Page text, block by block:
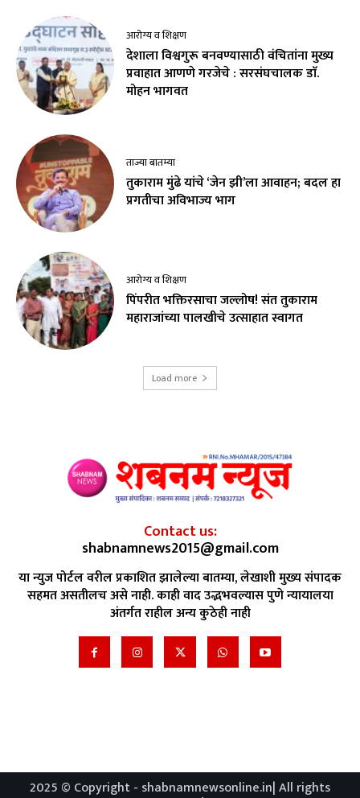
आरोग्य व शिक्षण
देशाला विश्वगुरू बनवण्यासाठी वंचितांना मुख्य
प्रवाहात आणणे गरजेचे : सरसंघचालक डाॅ.
मोहन भागवत
ताज्या बातम्या
तुकाराम मुंढे यांचे ‘जेन झी’ला आवाहन; बदल हा
प्रगतीचा अविभाज्य भाग
आरोग्य व शिक्षण
पिंपरीत भक्तिरसाचा जल्लोष! संत तुकाराम
महाराजांच्या पालखीचे उत्साहात स्वागत
Load more
Contact us:
shabnamnews2015@gmail.com
या न्युज पोर्टल वरील प्रकाशित झालेल्या बातम्या, लेखाशी मुख्य संपादक
सहमत असतीलच असे नाही. काही वाद उद्भभवल्यास पुणे न्यायालया
अंतर्गत राहील अन्य कुठेही नाही
2025 © Copyright - shabnamnewsonline.in| All rights